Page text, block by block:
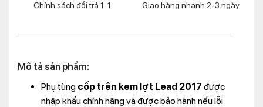
Chính sách đổi trả 1-1 Giao hàng nhanh 2-3 ngày
Mô tả sản phẩm:
Phụ tùng cốp trên kem lợt Lead 2017 được
nhập khẩu chính hãng và được bảo hành nếu lỗi